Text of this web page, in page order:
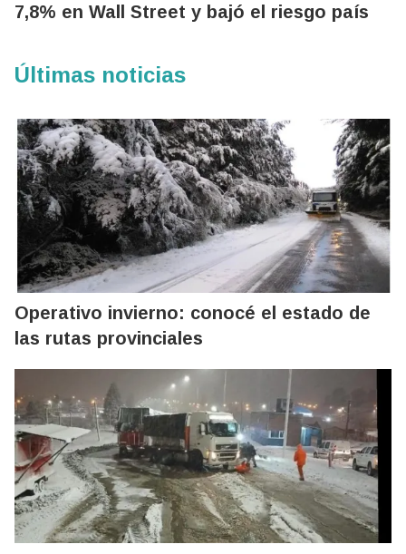
7,8% en Wall Street y bajó el riesgo país
Últimas noticias
Operativo invierno: conocé el estado de
las rutas provinciales